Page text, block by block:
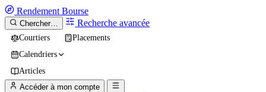
Rendement Bourse
Chercher… Recherche avancée
Courtiers
Placements
Calendriers
Articles
Accéder à mon compte